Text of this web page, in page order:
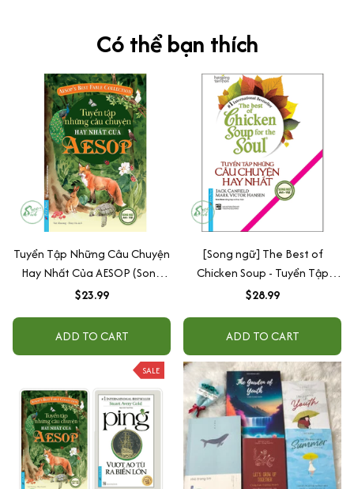
Có thể bạn thích
Tuyển Tập Những Câu Chuyện
Hay Nhất Của AESOP (Song
Ngữ Anh - Việt)
$23.99
ADD TO CART
[Song ngữ] The Best of
Chicken Soup - Tuyển Tập
Những Câu Chuyện Hay Nhất
$28.99
ADD TO CART
SALE